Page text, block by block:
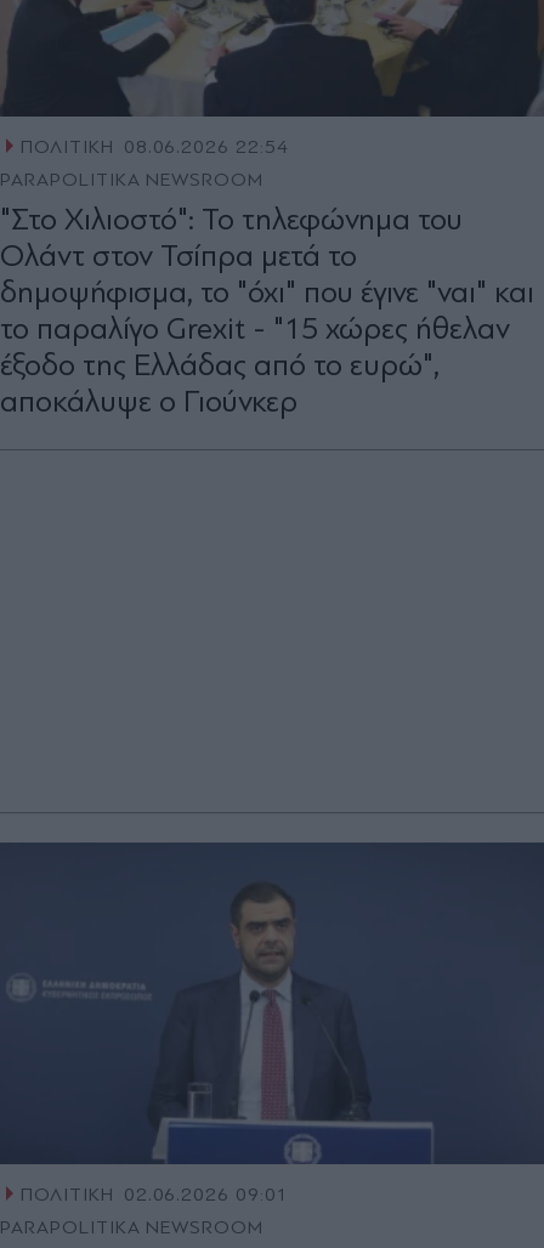
ΠΟΛΙΤΙΚΗ
08.06.2026 22:54
PARAPOLITIKA NEWSROOM
"Στο Χιλιοστό": Το τηλεφώνημα του
Ολάντ στον Τσίπρα μετά το
δημοψήφισμα, το "όχι" που έγινε "ναι" και
το παραλίγο Grexit - "15 χώρες ήθελαν
έξοδο της Ελλάδας από το ευρώ",
αποκάλυψε ο Γιούνκερ
ΠΟΛΙΤΙΚΗ
02.06.2026 09:01
PARAPOLITIKA NEWSROOM